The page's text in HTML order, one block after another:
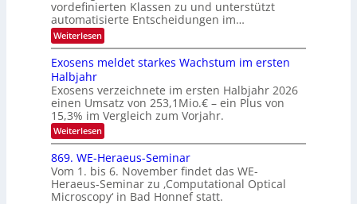
c
h
T
a
k
s
f
d
e
r
V
S
I
O
N
2
0
2
u
E
l
e
t
r
o
n
k
-
u
vordefinierten Klassen zu und unterstützt
automatisierte Entscheidungen im…
Weiterlesen:
W
n
d
i
e
K
I
m
i
t
d
e
n
Exosens meldet starkes Wachstum im ersten
Halbjahr
Exosens verzeichnete im ersten Halbjahr 2026
einen Umsatz von 253,1Mio.€ – ein Plus von
15,3% im Vergleich zum Vorjahr.
Weiterlesen:
E
x
o
s
e
n
869. WE-Heraeus-Seminar
Vom 1. bis 6. November findet das WE-
Heraeus-Seminar zu ‚Computational Optical
Microscopy‘ in Bad Honnef statt.